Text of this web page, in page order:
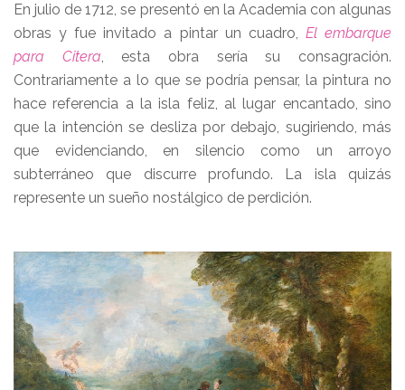
En julio de 1712, se presentó en la Academia con algunas
obras y fue invitado a pintar un cuadro, El embarque
para Citera, esta obra sería su consagración.
Contrariamente a lo que se podría pensar, la pintura no
hace referencia a la isla feliz, al lugar encantado, sino
que la intención se desliza por debajo, sugiriendo, más
que evidenciando, en silencio como un arroyo
subterráneo que discurre profundo. La isla quizás
represente un sueño nostálgico de perdición.